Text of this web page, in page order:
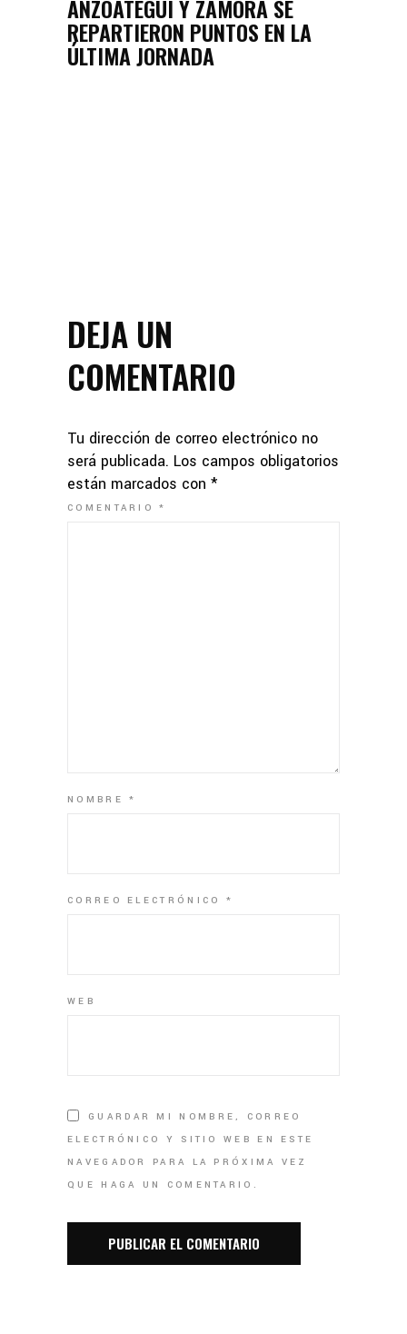
ANZOÁTEGUI Y ZAMORA SE
REPARTIERON PUNTOS EN LA
ÚLTIMA JORNADA
DEJA UN
COMENTARIO
Tu dirección de correo electrónico no
será publicada. Los campos obligatorios
están marcados con *
COMENTARIO*
NOMBRE*
CORREO ELECTRÓNICO *
WEB
GUARDAR MI NOMBRE, CORREO
ELECTRÓNICO Y SITIO WEB EN ESTE
NAVEGADOR PARA LA PRÓXIMA VEZ
QUE HAGA UN COMENTARIO.